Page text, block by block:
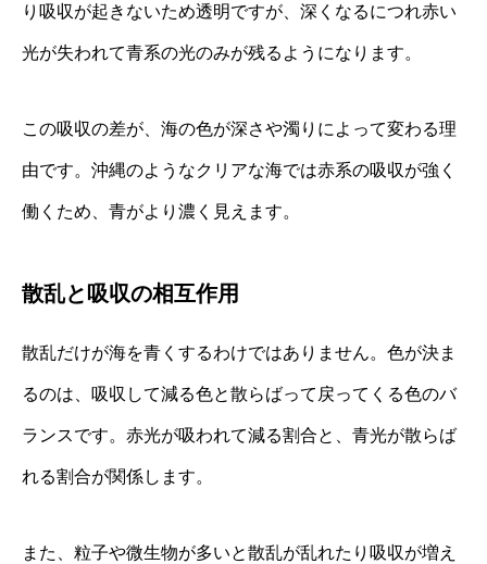
り吸収が起きないため透明ですが、深くなるにつれ赤い
光が失われて青系の光のみが残るようになります。
この吸収の差が、海の色が深さや濁りによって変わる理
由です。沖縄のようなクリアな海では赤系の吸収が強く
働くため、青がより濃く見えます。
散乱と吸収の相互作用
散乱だけが海を青くするわけではありません。色が決ま
るのは、吸収して減る色と散らばって戻ってくる色のバ
ランスです。赤光が吸われて減る割合と、青光が散らば
れる割合が関係します。
また、粒子や微生物が多いと散乱が乱れたり吸収が増え